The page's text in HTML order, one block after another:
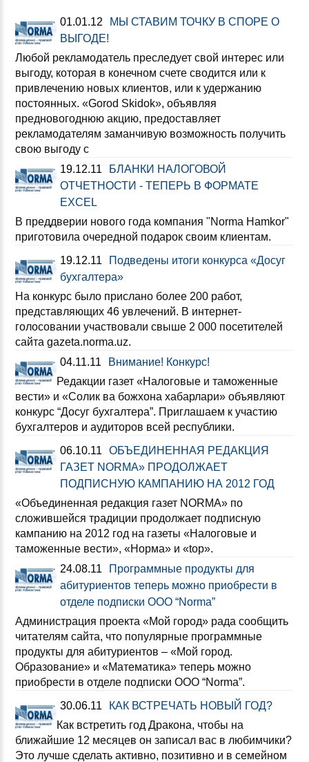
01.01.12
МЫ СТАВИМ ТОЧКУ В СПОРЕ О
ВЫГОДЕ!
Любой рекламодатель преследует свой интерес или
выгоду, которая в конечном счете сводится или к
привлечению новых клиентов, или к удержанию
постоянных. «Gorod Skidok», объявляя
предновогоднюю акцию, предоставляет
рекламодателям заманчивую возможность получить
свою выгоду с
19.12.11
БЛАНКИ НАЛОГОВОЙ
ОТЧЕТНОСТИ - ТЕПЕРЬ В ФОРМАТЕ
EXCEL
В преддверии нового года компания "Norma Hamkor"
приготовила очередной подарок своим клиентам.
19.12.11
Подведены итоги конкурса «Досуг
бухгалтера»
На конкурс было прислано более 200 работ,
представляющих 46 увлечений. В интернет-
голосовании участвовали свыше 2 000 посетителей
сайта gazeta.norma.uz.
04.11.11
Внимание! Конкурс!
Редакции газет «Налоговые и таможенные
вести» и «Солик ва божхона хабарлари» объявляют
конкурс “Досуг бухгалтера”. Приглашаем к участию
бухгалтеров и аудиторов всей республики.
06.10.11
ОБЪЕДИНЕННАЯ РЕДАКЦИЯ
ГАЗЕТ NORMA» ПРОДОЛЖАЕТ
ПОДПИСНУЮ КАМПАНИЮ НА 2012 ГОД
«Объединенная редакция газет NORMA» по
сложившейся традиции продолжает подписную
кампанию на 2012 год на газеты «Налоговые и
таможенные вести», «Норма» и «top».
24.08.11
Программные продукты для
абитуриентов теперь можно приобрести в
отделе подписки ООО “Norma”
Администрация проекта «Мой город» рада сообщить
читателям сайта, что популярные программные
продукты для абитуриентов – «Мой город.
Образование» и «Математика» теперь можно
приобрести в отделе подписки ООО “Norma”.
30.06.11
КАК ВСТРЕЧАТЬ НОВЫЙ ГОД?
Как встретить год Дракона, чтобы на
ближайшие 12 месяцев он записал вас в любимчики?
Это лучше сделать активно, позитивно и в семейном